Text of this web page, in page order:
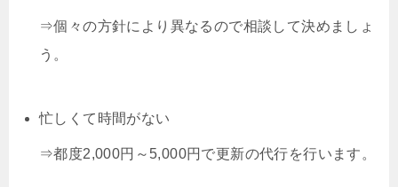
⇒個々の方針により異なるので相談して決めましょ
う。
忙しくて時間がない
⇒都度2,000円～5,000円で更新の代行を行います。